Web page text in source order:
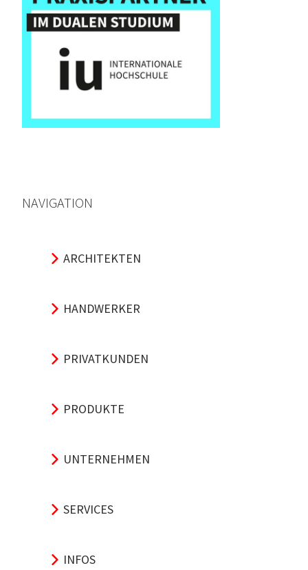
NAVIGATION
ARCHITEKTEN
HANDWERKER
PRIVATKUNDEN
PRODUKTE
UNTERNEHMEN
SERVICES
INFOS